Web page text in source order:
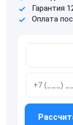
Гарантия
Оплата